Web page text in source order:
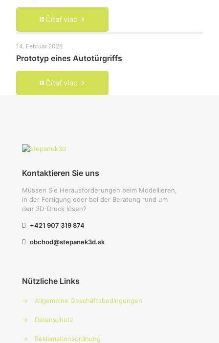
Čítať viac
14. Februar 2025
Prototyp eines Autotürgriffs
Čítať viac
Kontaktieren Sie uns
Müssen Sie Herausforderungen beim Modellieren,
in der Fertigung oder bei der Beratung rund um
den 3D-Druck lösen?
+421 907 319 874
obchod@stepanek3d.sk
Nützliche Links
→ Allgemeine Geschäftsbedingungen
→ Datenschutz
→ Reklamationsordnung